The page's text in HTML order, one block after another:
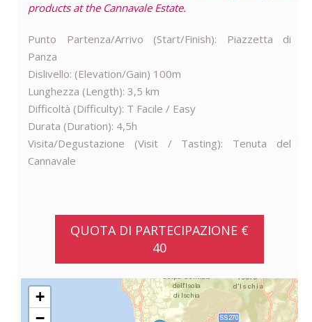
products at the Cannavale Estate.
Punto Partenza/Arrivo (Start/Finish): Piazzetta di
Panza
Dislivello: (Elevation/Gain) 100m
Lunghezza (Length): 3,5 km
Difficoltà (Difficulty): T Facile / Easy
Durata (Duration): 4,5h
Visita/Degustazione (Visit / Tasting): Tenuta del
Cannavale
QUOTA DI PARTECIPAZIONE €
40
+
−